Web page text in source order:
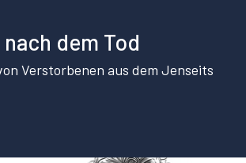
dem Tod
Verstorbenen aus dem Jenseits